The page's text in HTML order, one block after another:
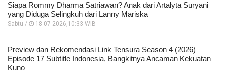
Siapa Rommy Dharma Satriawan? Anak dari Artalyta Suryani
yang Diduga Selingkuh dari Lanny Mariska
Sabtu / 18-07-2026,10:33 WIB
Preview dan Rekomendasi Link Tensura Season 4 (2026)
Episode 17 Subtitle Indonesia, Bangkitnya Ancaman Kekuatan
Kuno